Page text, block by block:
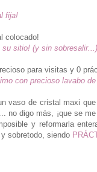
fija!
colocado!
su sitio! (y sin sobresalir...)
para visitas y 0
con precioso lavabo
vaso de cristal maxi
no digo más, ¡que se
y reformarla
sobretodo, siendo